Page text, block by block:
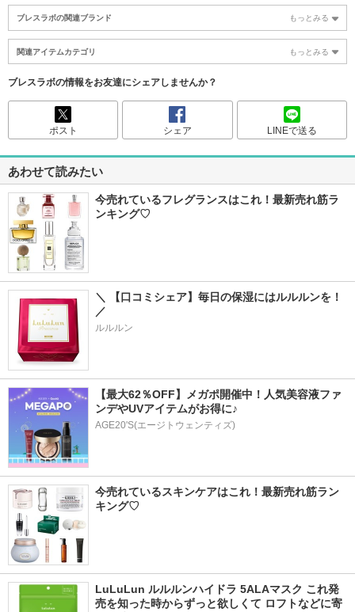
ブレスラボの関連ブランド もっとみる
関連アイテムカテゴリ もっとみる
ブレスラボの情報をお友達にシェアしませんか？
ポスト シェア LINEで送る
あわせて読みたい
今売れているフレグランスはこれ！最新売れ筋ラ
ンキング♡
＼ 【口コミシェア】毎日の保湿にはルルルンを！
／
ルルルン
【最大62％OFF】メガポ開催中！人気美容液ファ
ンデやUVアイテムがお得に♪
AGE20'S(エージトウェンティズ)
今売れているスキンケアはこれ！最新売れ筋ラン
キング♡
LuLuLun ルルルンハイドラ 5ALAマスク これ発
売を知った時からずっと欲しくて ロフトなどに寄